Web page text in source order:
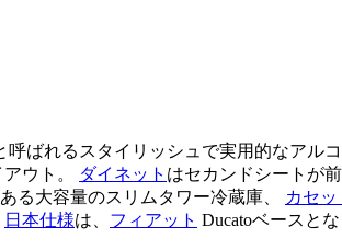
呼ばれるスタイリッシュで実用的なアル
ウト。 ダイネット はセカンドシートが
ある大容量のスリムタワー冷蔵庫、 カセッ
日本仕様は、 フィアット Ducatoベースとな